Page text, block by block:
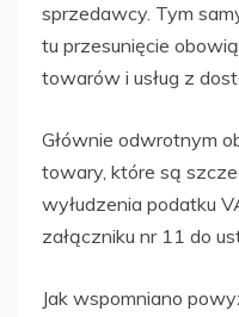
sprzedawcy. Tym
tu przesunięcie
towarów i usług z
Głównie odwrotnym
towary, które są
wyłudzenia podatku
załączniku nr 11 do
Jak wspomniano